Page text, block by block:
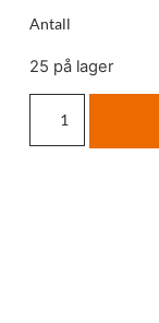
Antall
25 på lager